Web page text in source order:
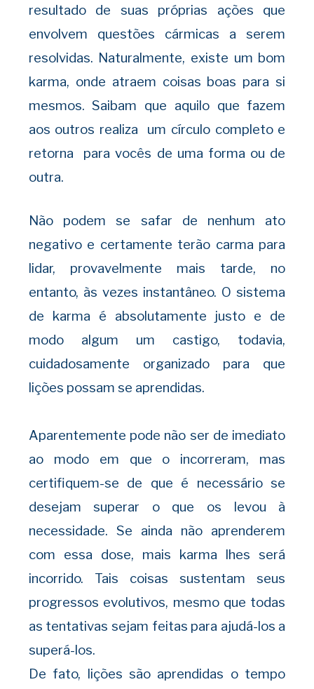
resultado de suas próprias ações que
envolvem questões cármicas a serem
resolvidas. Naturalmente, existe um bom
karma, onde atraem coisas boas para si
mesmos. Saibam que aquilo que fazem
aos outros realiza um círculo completo e
retorna para vocês de uma forma ou de
outra.
Não podem se safar de nenhum ato
negativo e certamente terão carma para
lidar, provavelmente mais tarde, no
entanto, às vezes instantâneo. O sistema
de karma é absolutamente justo e de
modo algum um castigo, todavia,
cuidadosamente organizado para que
lições possam se aprendidas.
Aparentemente pode não ser de imediato
ao modo em que o incorreram, mas
certifiquem-se de que é necessário se
desejam superar o que os levou à
necessidade. Se ainda não aprenderem
com essa dose, mais karma lhes será
incorrido. Tais coisas sustentam seus
progressos evolutivos, mesmo que todas
as tentativas sejam feitas para ajudá-los a
superá-los.
De fato, lições são aprendidas o tempo